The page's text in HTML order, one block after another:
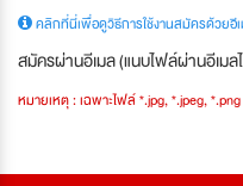
คลิกที่นี่เพื่อดูวิธีการใช้งานสมัครด้วยอี
สมัครผ่านอีเมล (แนบไฟล์ผ่านอีเม
หมายเหตุ : เฉพาะไฟล์ *.jpg, *.jpeg,